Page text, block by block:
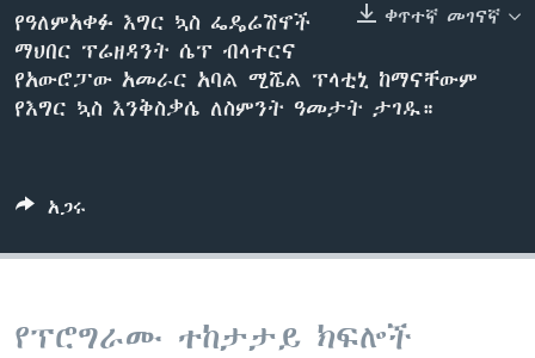
ቋንቋዎች ቀጥተኛ መገናኛ
የዓለምአቀፉ እግር ኳስ ፌዴሬሽኖች
ማህበር ፕሬዘዳንት ሴፕ ብላተርና
የአውሮፓው አመራር አባል ሚሼል ፕላቲኒ ከማናቸውም
የእግር ኳስ እንቅስቃሴ ለስምንት ዓመታት ታገዱ።
አጋሩ
የፕሮግራሙ ተከታታይ ክፍሎች